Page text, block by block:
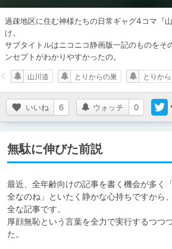
過疎地区に住む神様たちの日常ギャグ4コマ『
け。
サブタイトルはニコニコ静画版一記のものをそ
ンセプトがわかりやすかったの。
いいね 6 ウォッチ 0
山川道 とりからの巣 とりから
無駄に伸びた前説
最近、全年齢向けの記事を書く機会が多く
全なのね」といたく静かな心持ちですから
全な記事です。
厚顔無恥という言葉を全力で実行するつつ
た。